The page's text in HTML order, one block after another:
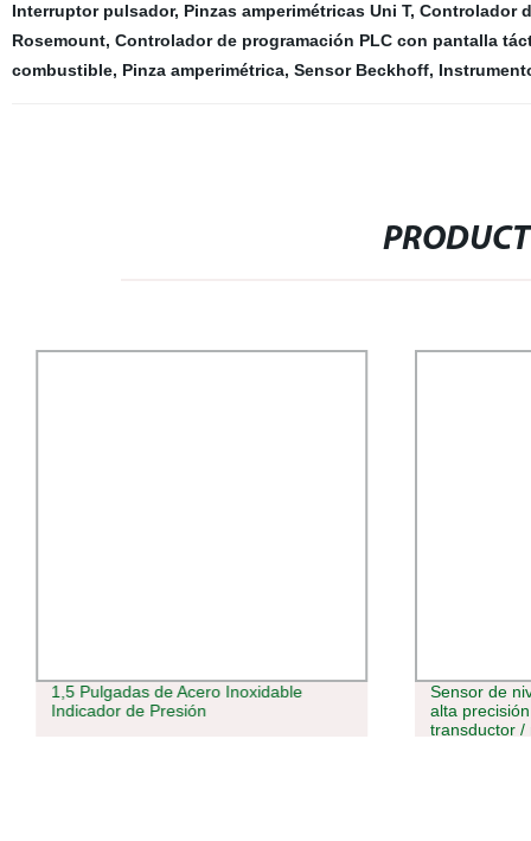
Interruptor pulsador, Pinzas amperimétricas Uni T, Controlador
Rosemount, Controlador de programación PLC con pantalla
combustible, Pinza amperimétrica, Sensor Beckhoff,
1,5 Pulgadas de Acero Inoxidable
Indicador de Presión
Sensor de
alta
transductor /